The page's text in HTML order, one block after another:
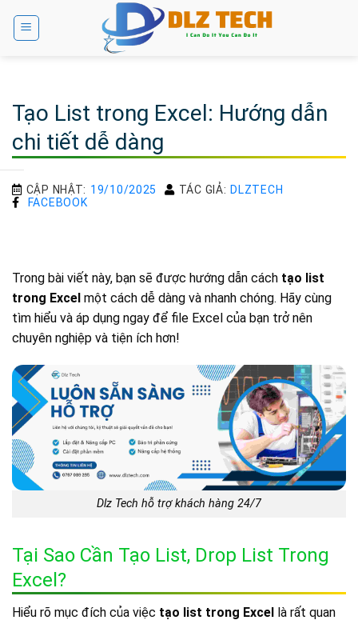
Tạo List trong Excel: Hướng dẫn
chi tiết dễ dàng
CẬP NHẬT: 19/10/2025 TÁC GIẢ: DLZTECH
FACEBOOK
Trong bài viết này, bạn sẽ được hướng dẫn cách tạo list
trong Excel một cách dễ dàng và nhanh chóng. Hãy cùng
tìm hiểu và áp dụng ngay để file Excel của bạn trở nên
chuyên nghiệp và tiện ích hơn!
Dlz Tech hỗ trợ khách hàng 24/7
Tại Sao Cần Tạo List, Drop List Trong
Excel?
Hiểu rõ mục đích của việc tạo list trong Excel là rất quan